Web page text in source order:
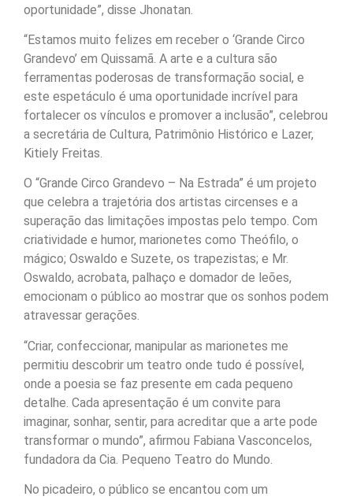
oportunidade”, disse Jhonatan.
“Estamos muito felizes em receber o ‘Grande Circo
Grandevo’ em Quissamã. A arte e a cultura são
ferramentas poderosas de transformação social, e
este espetáculo é uma oportunidade incrível para
fortalecer os vínculos e promover a inclusão”, celebrou
a secretária de Cultura, Patrimônio Histórico e Lazer,
Kitiely Freitas.
O “Grande Circo Grandevo – Na Estrada” é um projeto
que celebra a trajetória dos artistas circenses e a
superação das limitações impostas pelo tempo. Com
criatividade e humor, marionetes como Theófilo, o
mágico; Oswaldo e Suzete, os trapezistas; e Mr.
Oswaldo, acrobata, palhaço e domador de leões,
emocionam o público ao mostrar que os sonhos podem
atravessar gerações.
“Criar, confeccionar, manipular as marionetes me
permitiu descobrir um teatro onde tudo é possível,
onde a poesia se faz presente em cada pequeno
detalhe. Cada apresentação é um convite para
imaginar, sonhar, sentir, para acreditar que a arte pode
transformar o mundo”, afirmou Fabiana Vasconcelos,
fundadora da Cia. Pequeno Teatro do Mundo.
No picadeiro, o público se encantou com um